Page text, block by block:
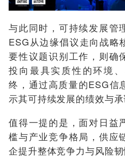
与此同时，可持续发展管
ESG从边缘倡议走向战略
要性议题识别工作，则确
投向最具实质性的环境
终，通过高质量的ESG信
示其可持续发展的绩效与承
值得一提的是，面对日益
槛与产业竞争格局，供应
企提升整体竞争力与风险韧